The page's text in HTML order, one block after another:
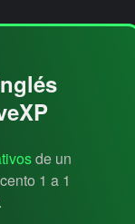
de un
1 a 1